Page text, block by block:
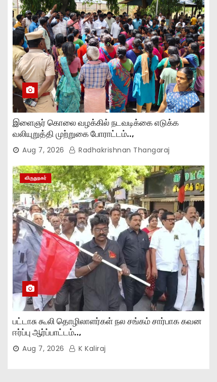
இளைஞர் கொலை வழக்கில் நடவடிக்கை எடுக்க
வலியுறுத்தி முற்றுகை போராட்டம்..,
Aug 7, 2026 Radhakrishnan Thangaraj
விருதுநகர்
பட்டாசு கூலி தொழிலாளர்கள் நல சங்கம் சார்பாக கவன
ஈர்ப்பு ஆர்ப்பாட்டம்..,
Aug 7, 2026 K Kaliraj